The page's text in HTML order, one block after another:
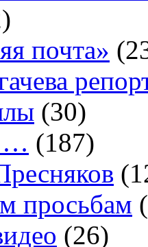
почта»
(30)
… (187)
просьбам
(26)